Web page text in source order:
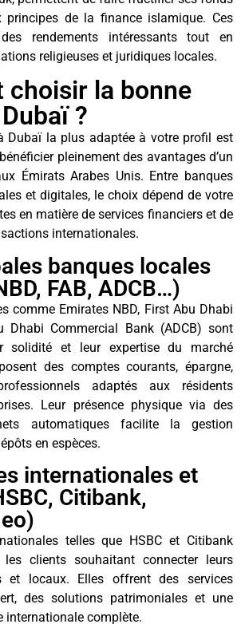
principes de la finance islamique. Ces
rendements intéressants tout en
religieuses et juridiques locales.
choisir la bonne
?
Dubaï la plus adaptée à votre profil est
pleinement des avantages d’un
Émirats Arabes Unis. Entre banques
et digitales, le choix dépend de votre
en matière de services financiers et de
internationales.
banques locales
FAB, ADCB…)
comme Emirates NBD, First Abu Dhabi
Dhabi Commercial Bank (ADCB) sont
solidité et leur expertise du marché
des comptes courants, épargne,
adaptés aux résidents
Leur présence physique via des
automatiques facilite la gestion
en espèces.
internationales et
Citibank,
telles que HSBC et Citibank
clients souhaitant connecter leurs
et locaux. Elles offrent des services
des solutions patrimoniales et une
internationale complète.